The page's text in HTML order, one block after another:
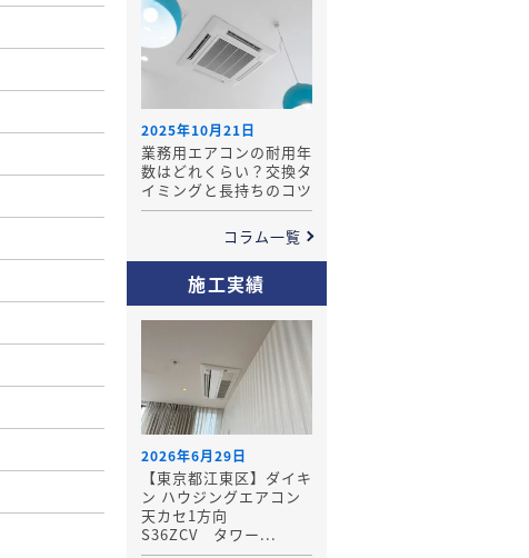
2025年10月21日
業務用エアコンの耐用年
数はどれくらい？交換タ
イミングと長持ちのコツ
コラム一覧
施工実績
2026年6月29日
【東京都江東区】ダイキ
ン ハウジングエアコン
天カセ1方向
S36ZCV タワー...